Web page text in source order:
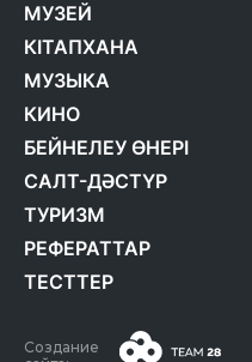
МУЗЕЙ
КІТАПХАНА
МУЗЫКА
КИНО
БЕЙНЕЛЕУ ӨНЕРІ
САЛТ-ДӘСТҮР
ТУРИЗМ
РЕФЕРАТТАР
ТЕСТТЕР
Создание